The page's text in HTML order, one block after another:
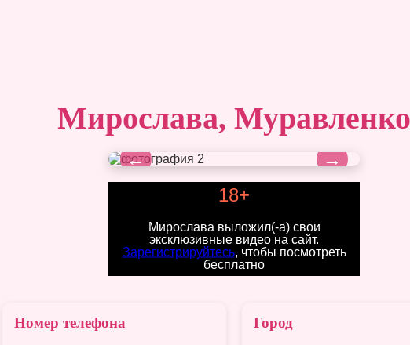
Мирослава, Муравленко
←
→
18+
Мирослава выложил(-а) свои
эксклюзивные видео на сайт.
Зарегистрируйтесь, чтобы посмотреть
бесплатно
Номер телефона Город